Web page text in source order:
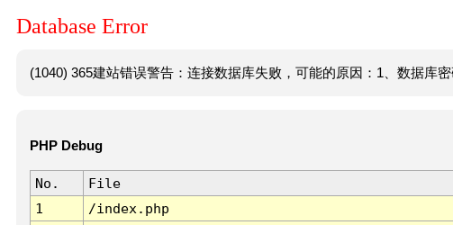
Database Error
(1040) 365建站错误警告：连接数据库失败，可能的原因：1、数据库密
PHP Debug
No. File
1
/index.php